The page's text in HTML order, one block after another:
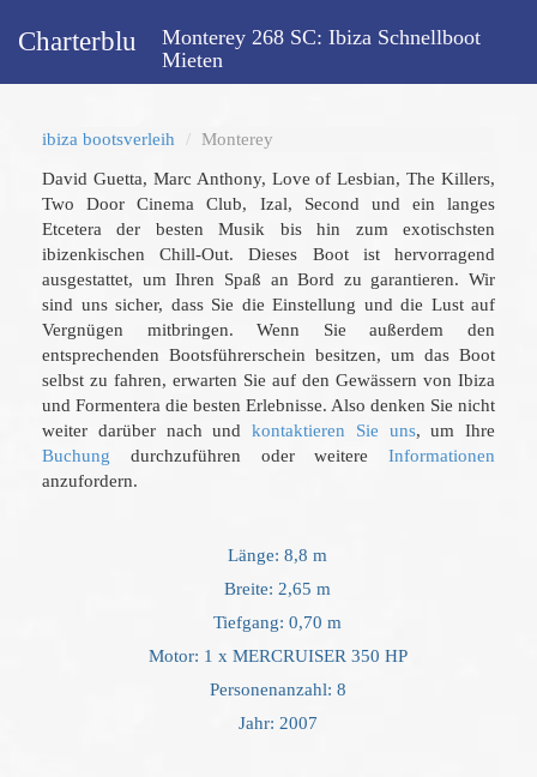
Charterblu
Monterey 268 SC: Ibiza Schnellboot
Mieten
ibiza bootsverleih Monterey
David Guetta, Marc Anthony, Love of Lesbian, The Killers,
Two Door Cinema Club, Izal, Second und ein langes
Etcetera der besten Musik bis hin zum exotischsten
ibizenkischen Chill-Out. Dieses Boot ist hervorragend
ausgestattet, um Ihren Spaß an Bord zu garantieren. Wir
sind uns sicher, dass Sie die Einstellung und die Lust auf
Vergnügen mitbringen. Wenn Sie außerdem den
entsprechenden Bootsführerschein besitzen, um das Boot
selbst zu fahren, erwarten Sie auf den Gewässern von Ibiza
und Formentera die besten Erlebnisse. Also denken Sie nicht
weiter darüber nach und kontaktieren Sie uns, um Ihre
Buchung durchzuführen oder weitere Informationen
anzufordern.
Länge: 8,8 m
Breite: 2,65 m
Tiefgang: 0,70 m
Motor: 1 x MERCRUISER 350 HP
Personenanzahl: 8
Jahr: 2007